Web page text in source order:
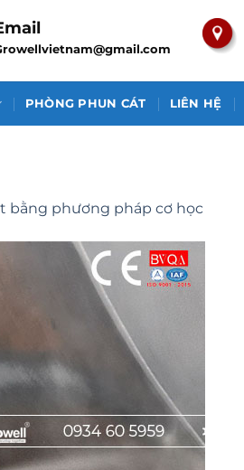
PHÒNG PHUN CÁT LIÊN HỆ
bằng phương pháp cơ học